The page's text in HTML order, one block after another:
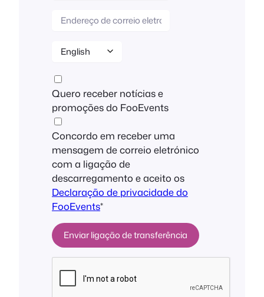
Quero receber notícias e
promoções do FooEvents
Concordo em receber uma
mensagem de correio eletrónico
com a ligação de
descarregamento e aceito os
Declaração de privacidade do
FooEvents*